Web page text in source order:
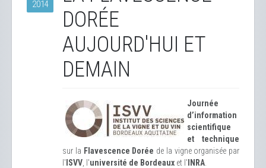
2014
DORÉE
AUJOURD'HUI ET
DEMAIN
Journée
d’information
scientifique
et technique
sur la Flavescence Dorée de la vigne organisée par
l' ISVV , l'université de Bordeaux et l' INRA